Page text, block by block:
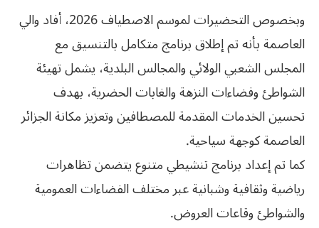
وبخصوص التحضيرات لموسم الاصطياف 2026، أفاد والي
العاصمة بأنه تم إطلاق برنامج متكامل بالتنسيق مع
المجلس الشعبي الولائي والمجالس البلدية، يشمل تهيئة
الشواطئ وفضاءات النزهة والغابات الحضرية، بهدف
تحسين الخدمات المقدمة للمصطافين وتعزيز مكانة الجزائر
العاصمة كوجهة سياحية.
كما تم إعداد برنامج تنشيطي متنوع يتضمن تظاهرات
رياضية وثقافية وشبانية عبر مختلف الفضاءات العمومية
والشواطئ وقاعات العروض.